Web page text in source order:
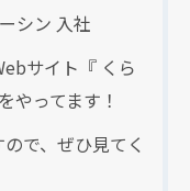
シン 入社
サイト『 くら
やってます！
で、ぜひ見てく